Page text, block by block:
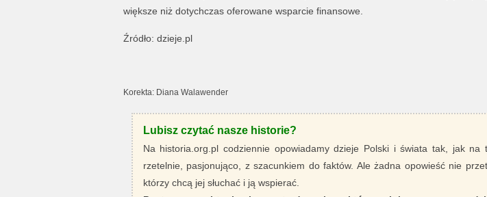
większe niż dotychczas oferowane wsparcie finansowe.
Źródło: dzieje.pl
Korekta: Diana Walawender
Lubisz czytać nasze historie?
Na historia.org.pl codziennie opowiadamy dzieje Polski i świata tak, jak na
rzetelnie, pasjonująco, z szacunkiem do faktów. Ale żadna opowieść nie
którzy chcą jej słuchać i ją wspierać.